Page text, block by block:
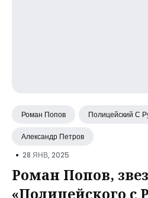
Роман Попов Полицейский С
Александр Петров
• 28 ЯНВ, 2025
Роман Попов,
«Полицейского с